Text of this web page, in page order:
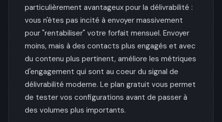
particulièrement avantageux pour la délivrabilité :
vous n'êtes pas incité à envoyer massivement
pour "rentabiliser" votre forfait mensuel. Envoyer
moins, mais à des contacts plus engagés et avec
du contenu plus pertinent, améliore les métriques
d'engagement qui sont au coeur du signal de
délivrabilité moderne. Le plan gratuit vous permet
de tester vos configurations avant de passer à
des volumes plus importants.